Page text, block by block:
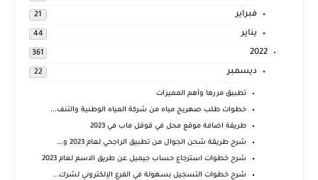
فبراير 21
يناير 44
2022
361
ديسمبر 22
تطبيق مررها وأهم المميزات
خطوات طلب صهريج مياه من شركة المياه الوطنية والتنف...
طريقة اضافة موقع محل في قوقل ماب في 2023
شرح طريقة شحن الجوال من تطبيق الراجحي لعام 2023 و...
شرح خطوات استرجاع حساب جيميل عن طريق الاسم لعام 2023
شرح خطوات التسجيل بسهولة في الفرع الإلكتروني لشرك...